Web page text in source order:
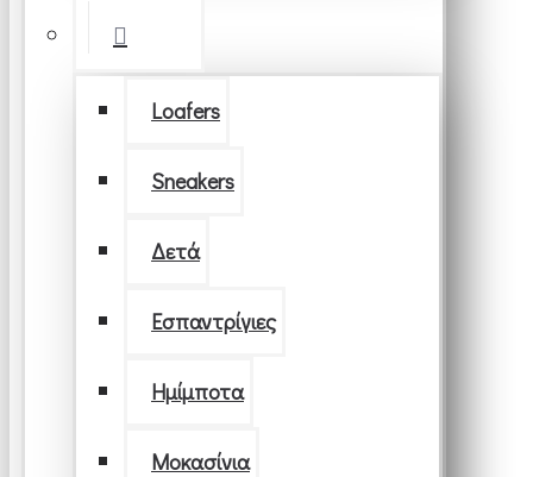
Loafers
Sneakers
Δετά
Εσπαντρίγιες
Ημίμποτα
Μοκασίνια